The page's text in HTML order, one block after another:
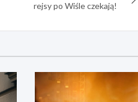
rejsy po Wiśle czekają!